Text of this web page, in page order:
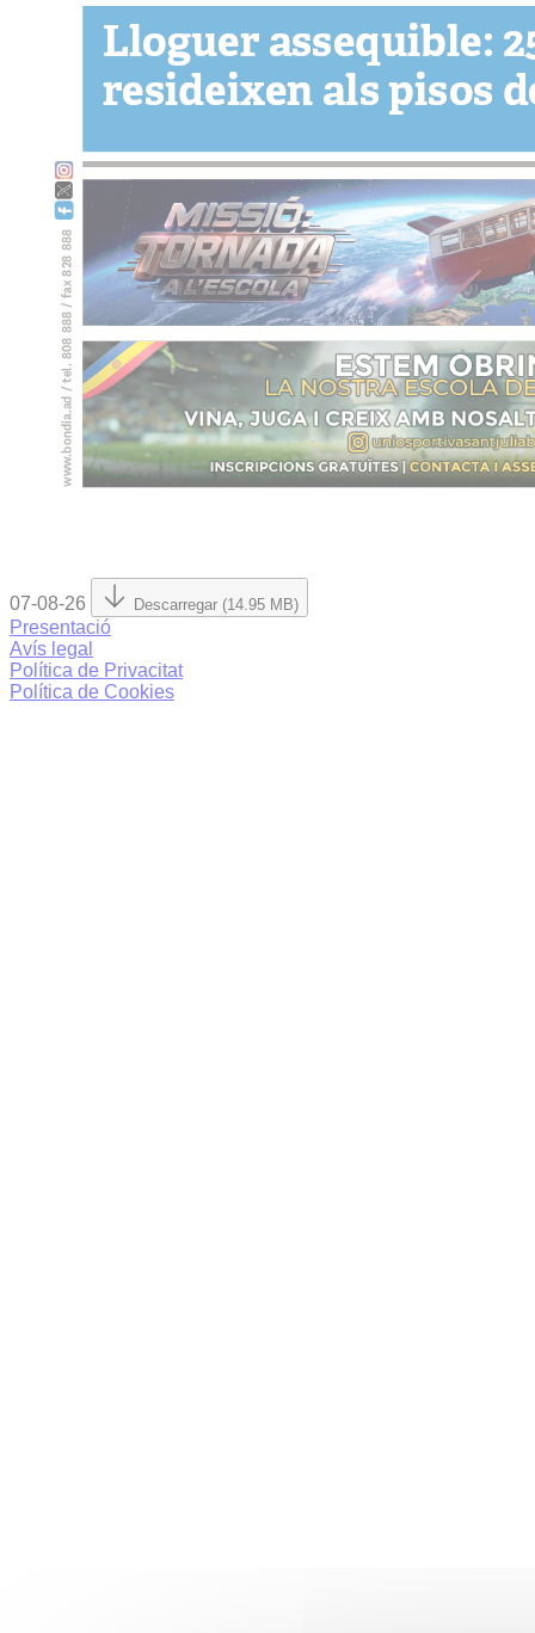
07-08-26 Descarregar (14.95 MB)
Presentació
Avís legal
Política de Privacitat
Política de Cookies